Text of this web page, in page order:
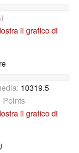
il grafico di
10319.5
il grafico di